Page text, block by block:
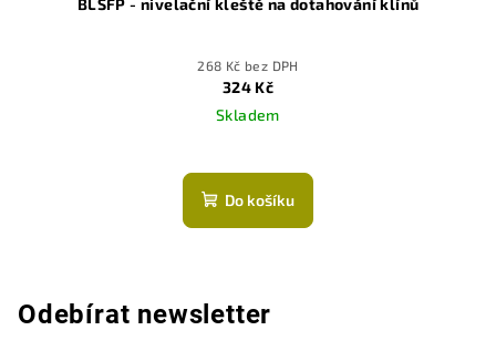
268 Kč bez DPH
324 Kč
Skladem
Do košíku
Odebírat newsletter